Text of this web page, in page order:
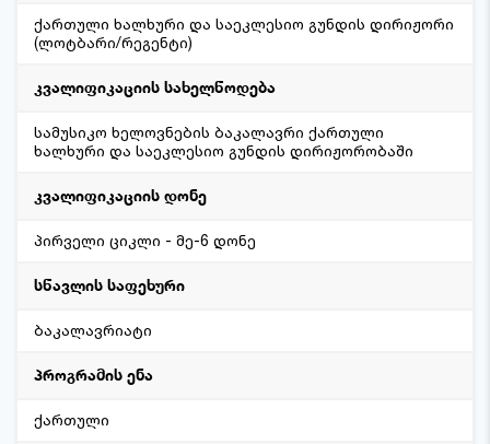
ქართული ხალხური და საეკლესიო გუნდის დირიჟორი
(ლოტბარი/რეგენტი)
კვალიფიკაციის სახელწოდება
სამუსიკო ხელოვნების ბაკალავრი ქართული
ხალხური და საეკლესიო გუნდის დირიჟორობაში
კვალიფიკაციის დონე
პირველი ციკლი - მე-6 დონე
სწავლის საფეხური
ბაკალავრიატი
პროგრამის ენა
ქართული